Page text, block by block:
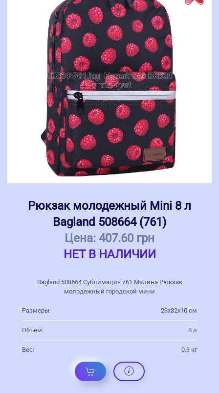
Рюкзак молодежный Mini 8 л
Bagland 508664 (761)
Цена: 407.60 грн
НЕТ В НАЛИЧИИ
Bagland 508664 Сублимация 761 Малина Рюкзак
молодежный городской мини
Размеры: 23х32х10 см
Объем: 8 л
Вес: 0,3 кг